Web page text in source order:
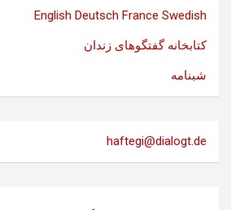
English Deutsch France Swedish
کتابخانه گفتگوهای زندان
شبنامه
haftegi@dialogt.de